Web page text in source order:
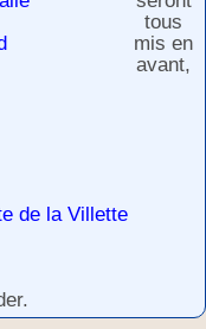
de la Villette
tous
mis en
avant,